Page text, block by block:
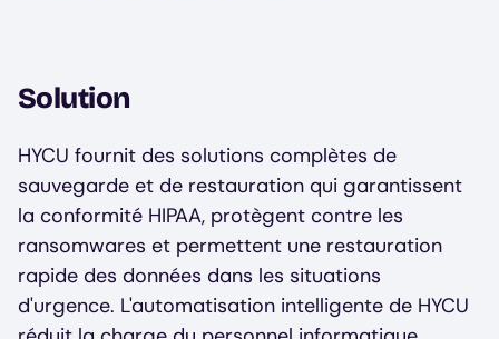
Solution
HYCU fournit des solutions complètes de
sauvegarde et de restauration qui garantissent
la conformité HIPAA, protègent contre les
ransomwares et permettent une restauration
rapide des données dans les situations
d'urgence. L'automatisation intelligente de HYCU